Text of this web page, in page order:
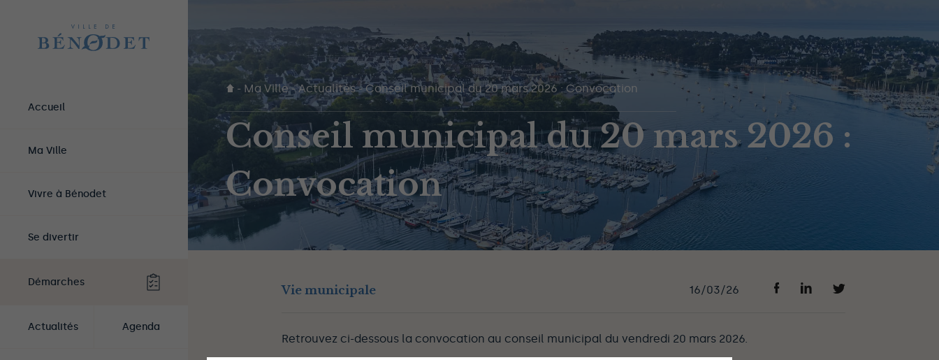
Accueil
Ma Ville
Vivre à Bénodet
Se divertir
Démarches
Actualités Agenda
- Ma Ville-Actualités-Conseil municipal du 20 mars 2026 : Convocation
Conseil municipal du 20 mars 2026 :
Convocation
Vie municipale 16/03/26
Retrouvez ci-dessous la convocation au conseil municipal du vendredi 20 mars 2026.